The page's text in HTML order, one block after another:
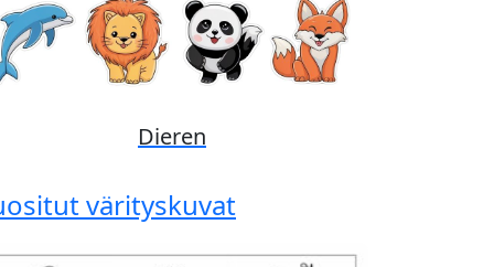
Disney
värityskuvat